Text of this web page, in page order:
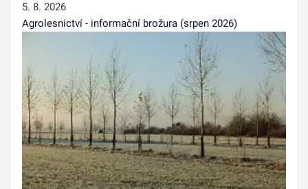
5. 8. 2026
Agrolesnictví - informační brožura (srpen 2026)